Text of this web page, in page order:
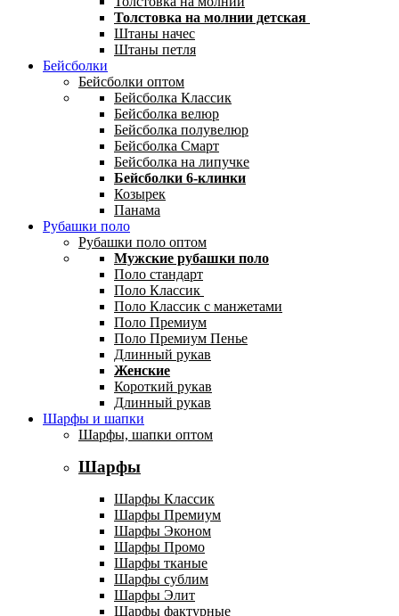
Толстовка на молнии детская
Штаны начес
Штаны петля
Бейсболки
Бейсболки оптом
Бейсболка Классик
Бейсболка велюр
Бейсболка полувелюр
Бейсболка Смарт
Бейсболка на липучке
Бейсболки 6-клинки
Козырек
Панама
Рубашки поло
Рубашки поло оптом
Мужские рубашки поло
Поло стандарт
Поло Классик
Поло Классик с манжетами
Поло Премиум
Поло Премиум Пенье
Длинный рукав
Женские
Короткий рукав
Длинный рукав
Шарфы и шапки
Шарфы, шапки оптом
Шарфы
Шарфы Классик
Шарфы Премиум
Шарфы Эконом
Шарфы Промо
Шарфы тканые
Шарфы сублим
Шарфы Элит
Шарфы фактурные